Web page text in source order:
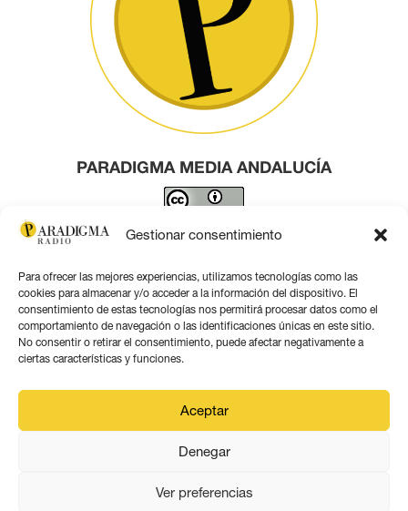
Gestionar consentimiento
Para ofrecer las mejores experiencias, utilizamos tecnologías como las
cookies para almacenar y/o acceder a la información del dispositivo. El
consentimiento de estas tecnologías nos permitirá procesar datos como el
comportamiento de navegación o las identificaciones únicas en este sitio.
No consentir o retirar el consentimiento, puede afectar negativamente a
ciertas características y funciones.
Aceptar
Denegar
Ver preferencias
PARADIGMA MEDIA ANDALUCÍA
Este obra está bajo una licencia de Creative Commons
Contacto por correo
Aviso legal